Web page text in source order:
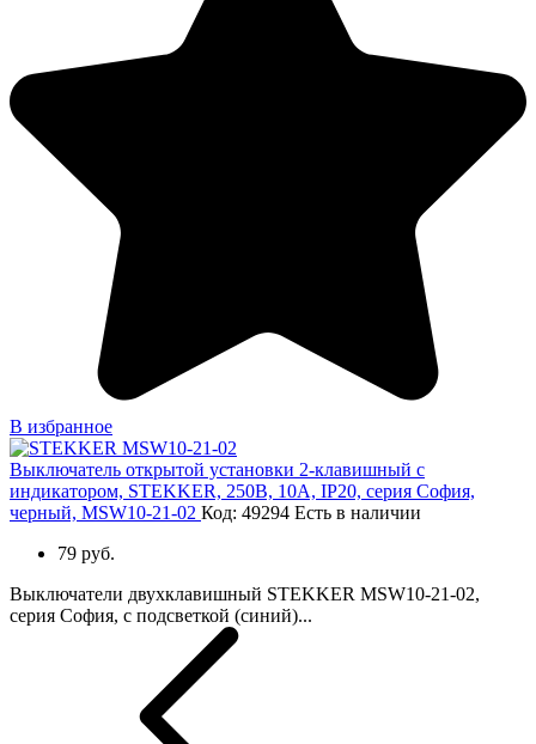
В избранное
Выключатель открытой установки 2-клавишный с
индикатором, STEKKER, 250В, 10А, IP20, серия София,
черный, MSW10-21-02 Код: 49294 Есть в наличии
79 руб.
Выключатели двухклавишный STEKKER MSW10-21-02,
серия София, с подсветкой (синий)...